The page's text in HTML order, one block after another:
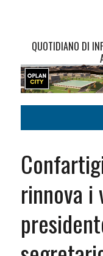
QUOTIDIANO DI
rinnova i